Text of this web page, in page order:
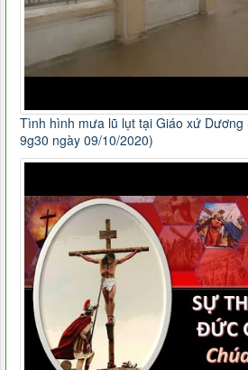
Tình hình mưa lũ lụt tại Giáo xứ Dương
9g30 ngày 09/10/2020)